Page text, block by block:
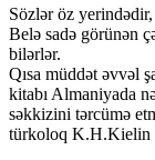
Sözlər öz
Belə sadə görünən
bilərlər.
Qısa müddət əvvəl
kitabı Almaniyada
səkkizini tərcümə
türkoloq K.H.Kielin